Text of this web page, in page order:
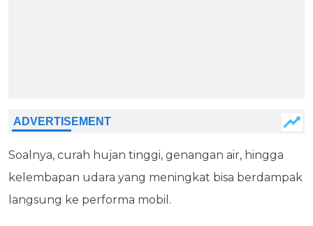
Soalnya, curah hujan tinggi, genangan air, hingga
kelembapan udara yang meningkat bisa berdampak
langsung ke performa mobil.